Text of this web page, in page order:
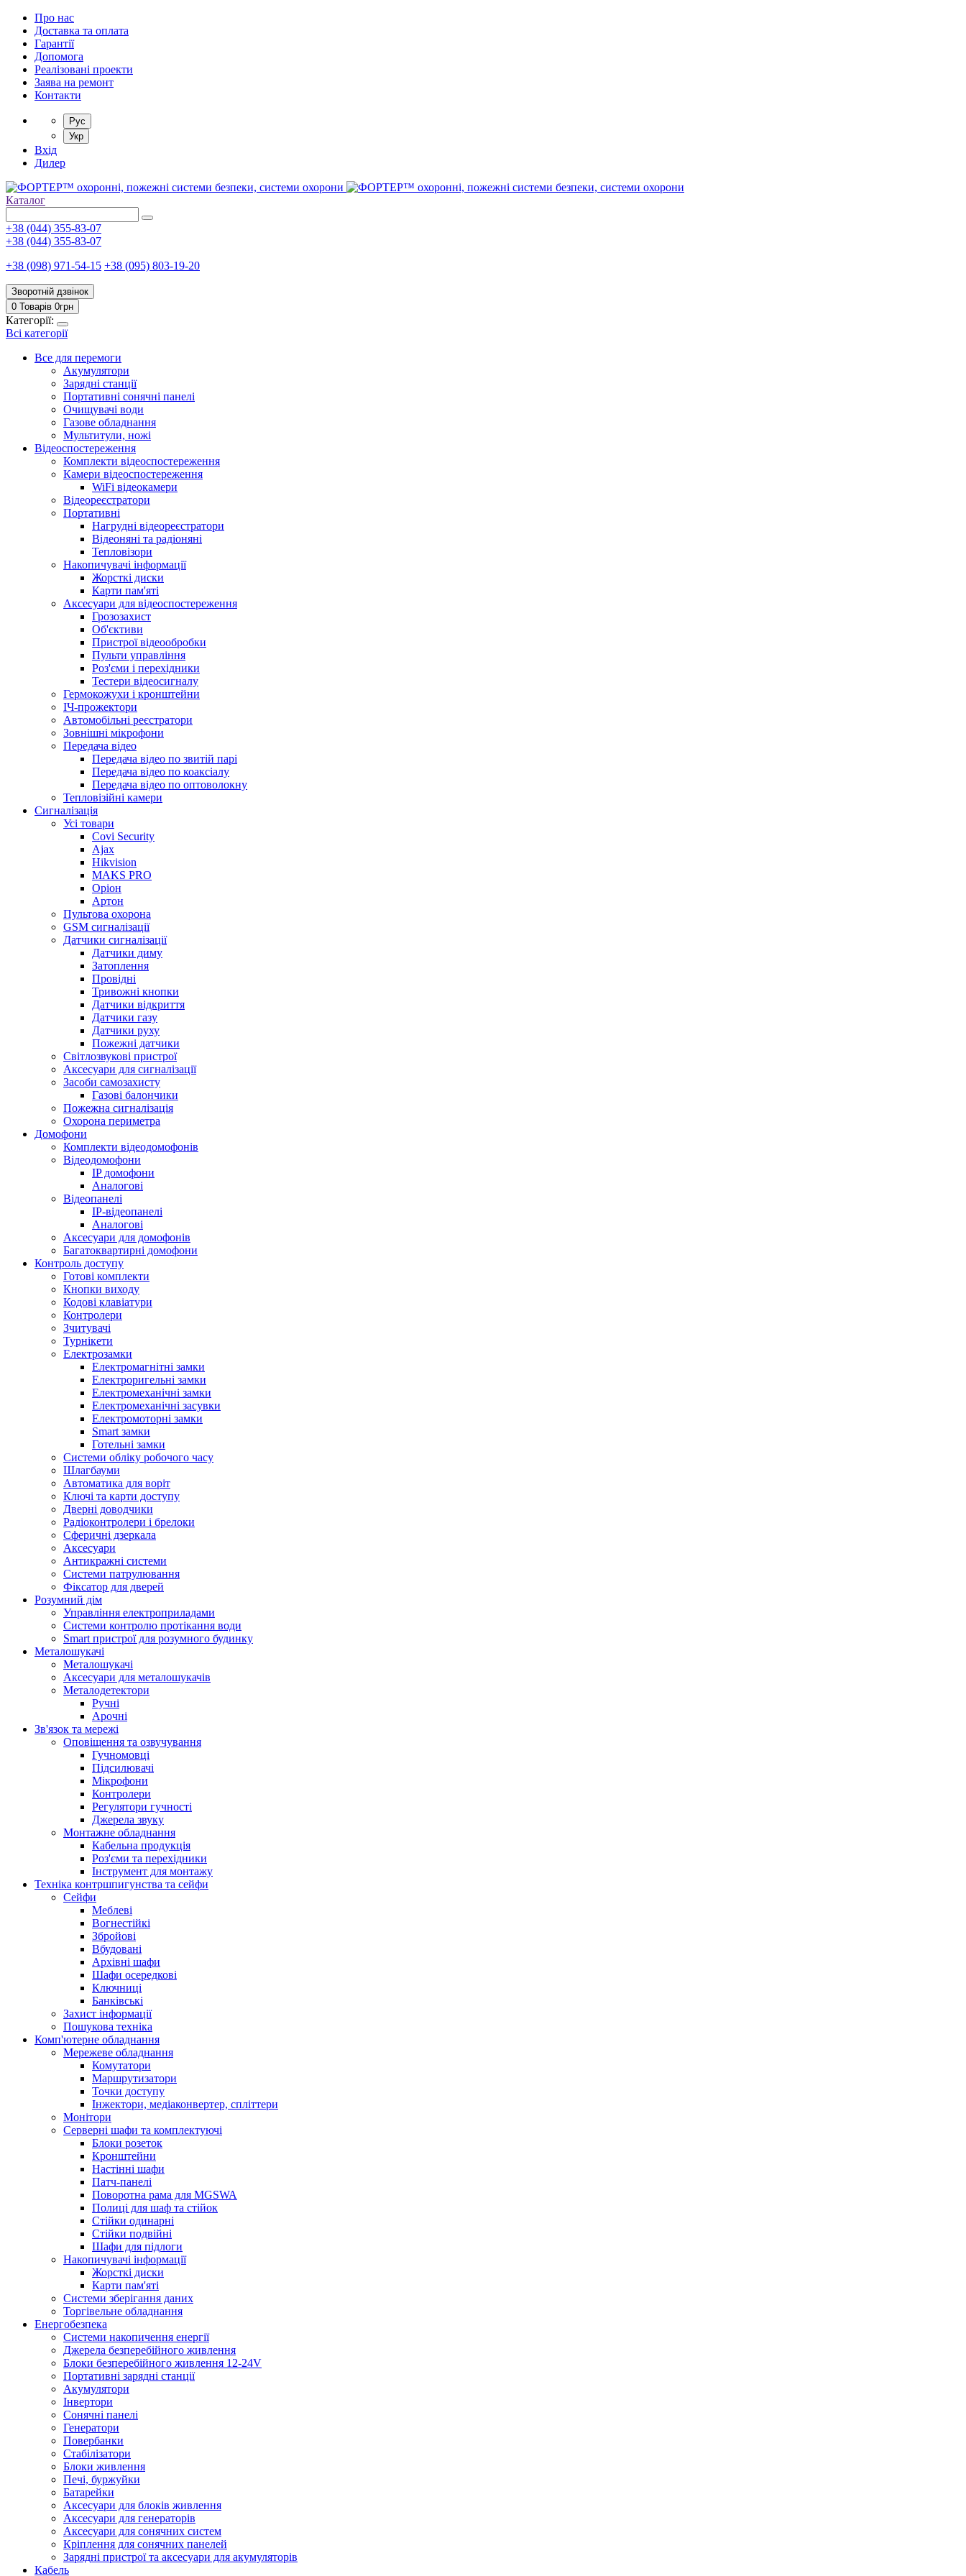
Про нас
Доставка та оплата
Гарантії
Допомога
Реалізовані проекти
Заява на ремонт
Контакти
Рус
Укр
Вхід
Дилер
Каталог
+38 (044) 355-83-07
+38 (044) 355-83-07
+38 (098) 971-54-15 +38 (095) 803-19-20
Зворотній дзвінок
0 Товарів 0грн
Категорії:
Всі категорії
Все для перемоги
Акумулятори
Зарядні станції
Портативні сонячні панелі
Очищувачі води
Газове обладнання
Мультитули, ножі
Відеоспостереження
Комплекти відеоспостереження
Камери відеоспостереження
WiFi відеокамери
Відеореєстратори
Портативні
Нагрудні відеореєстратори
Відеоняні та радіоняні
Тепловізори
Накопичувачі інформації
Жорсткі диски
Карти пам'яті
Аксесуари для відеоспостереження
Грозозахист
Об'єктиви
Пристрої відеообробки
Пульти управління
Роз'єми і перехідники
Тестери відеосигналу
Гермокожухи і кронштейни
ІЧ-прожектори
Автомобільні реєстратори
Зовнішні мікрофони
Передача відео
Передача відео по звитій парі
Передача відео по коаксіалу
Передача відео по оптоволокну
Тепловізійні камери
Cигналізація
Усі товари
Covi Security
Ajax
Hikvision
MAKS PRO
Оріон
Артон
Пультова охорона
GSM сигналізації
Датчики сигналізації
Датчики диму
Затоплення
Провідні
Тривожні кнопки
Датчики відкриття
Датчики газу
Датчики руху
Пожежні датчики
Світлозвукові пристрої
Аксесуари для сигналізації
Засоби самозахисту
Газові балончики
Пожежна сигналізація
Охорона периметра
Домофони
Комплекти відеодомофонів
Відеодомофони
IP домофони
Аналогові
Відеопанелі
IP-відеопанелі
Аналогові
Аксесуари для домофонів
Багатоквартирні домофони
Контроль доступу
Готові комплекти
Кнопки виходу
Кодові клавіатури
Контролери
Зчитувачі
Турнікети
Електрозамки
Електромагнітні замки
Електроригельні замки
Електромеханічні замки
Електромеханічні засувки
Електромоторні замки
Smart замки
Готельні замки
Системи обліку робочого часу
Шлагбауми
Автоматика для воріт
Ключі та карти доступу
Дверні доводчики
Радіоконтролери і брелоки
Сферичні дзеркала
Аксесуари
Антикражні системи
Системи патрулювання
Фіксатор для дверей
Розумний дім
Управління електроприладами
Системи контролю протікання води
Smart пристрої для розумного будинку
Металошукачі
Металошукачі
Аксесуари для металошукачів
Металодетектори
Ручні
Арочні
Зв'язок та мережі
Оповіщення та озвучування
Гучномовці
Підсилювачі
Мікрофони
Контролери
Регулятори гучності
Джерела звуку
Монтажне обладнання
Кабельна продукція
Роз'єми та перехідники
Інструмент для монтажу
Техніка контршпигунства та сейфи
Сейфи
Меблеві
Вогнестійкі
Збройові
Вбудовані
Архівні шафи
Шафи осередкові
Ключниці
Банківські
Захист інформації
Пошукова техніка
Комп'ютерне обладнання
Мережеве обладнання
Комутатори
Маршрутизатори
Точки доступу
Інжектори, медіаконвертер, спліттери
Монітори
Серверні шафи та комплектуючі
Блоки розеток
Кронштейни
Настінні шафи
Патч-панелі
Поворотна рама для MGSWA
Полиці для шаф та стійок
Стійки одинарні
Стійки подвійні
Шафи для підлоги
Накопичувачі інформації
Жорсткі диски
Карти пам'яті
Системи зберігання даних
Торгівельне обладнання
Енергобезпека
Системи накопичення енергії
Джерела безперебійного живлення
Блоки безперебійного живлення 12-24V
Портативні зарядні станції
Акумулятори
Інвертори
Сонячні панелі
Генератори
Повербанки
Стабілізатори
Блоки живлення
Печі, буржуйки
Батарейки
Аксесуари для блоків живлення
Аксесуари для генераторів
Аксесуари для сонячних систем
Кріплення для сонячних панелей
Зарядні пристрої та аксесуари для акумуляторів
Кабель